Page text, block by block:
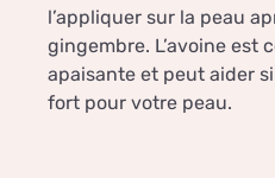
l’appliquer sur la peau
gingembre. L’avoine est
apaisante et peut aider
fort pour votre peau.